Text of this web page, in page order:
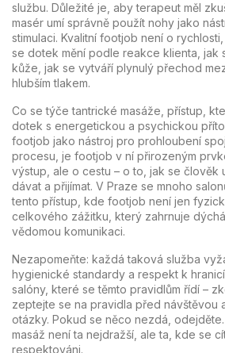
službu. Důležité je, aby terapeut měl
masér umí správně použít nohy jako
stimulaci. Kvalitní footjob není o
se dotek mění podle reakce klienta, jak
kůže, jak se vytváří plynulý přechod
hlubším tlakem.
Co se týčetantrické masáže přístup,
dotek s energetickou a psychickou
footjob jako nástroj pro prohloubení
procesu , je footjob v ní přirozeným
výstup, ale o cestu – o to, jak se člověk
dávat a přijímat. V Praze se mnoho
tento přístup, kde footjob není jen
celkového zážitku, který zahrnuje
vědomou komunikaci.
Nezapomeňte: každá taková služba
hygienické standardy a respekt k
salóny, které se těmto pravidlům řídí –
zeptejte se na pravidla před návštěvou
otázky. Pokud se něco nezdá,
masáž není ta nejdražší, ale ta, kde se
respektováni.